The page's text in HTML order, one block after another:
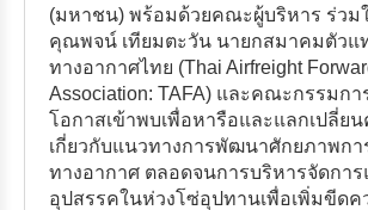
(มหาชน) พร้อมด้วยคณะผู้บริหาร ร่วม
คุณพจน์ เทียมตะวัน นายกสมาคมตัวแ
ทางอากาศไทย (Thai Airfreight
Association: TAFA) และคณะกรรมก
โอกาสเข้าพบเพื่อหารือและแลกเปลี่ย
เกี่ยวกับแนวทางการพัฒนาศักยภาพก
ทางอากาศ ตลอดจนการบริหารจัดกา
อุปสรรคในห่วงโซ่อุปทานเพื่อเพิ่มขีดค